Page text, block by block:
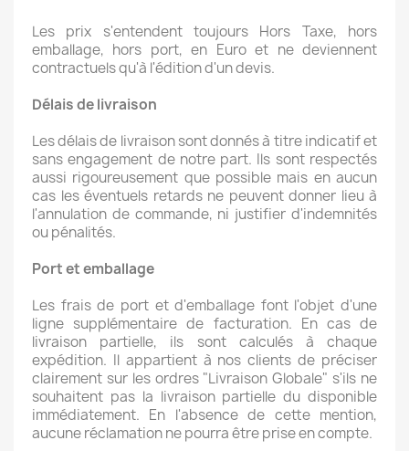
Les prix s'entendent toujours Hors Taxe, hors
emballage, hors port, en Euro et ne deviennent
contractuels qu'à l'édition d'un devis.
Délais de livraison
Les délais de livraison sont donnés à titre indicatif et
sans engagement de notre part. Ils sont respectés
aussi rigoureusement que possible mais en aucun
cas les éventuels retards ne peuvent donner lieu à
l'annulation de commande, ni justifier d'indemnités
ou pénalités.
Port et emballage
Les frais de port et d'emballage font l'objet d'une
ligne supplémentaire de facturation. En cas de
livraison partielle, ils sont calculés à chaque
expédition. Il appartient à nos clients de préciser
clairement sur les ordres "Livraison Globale" s'ils ne
souhaitent pas la livraison partielle du disponible
immédiatement. En l'absence de cette mention,
aucune réclamation ne pourra être prise en compte.